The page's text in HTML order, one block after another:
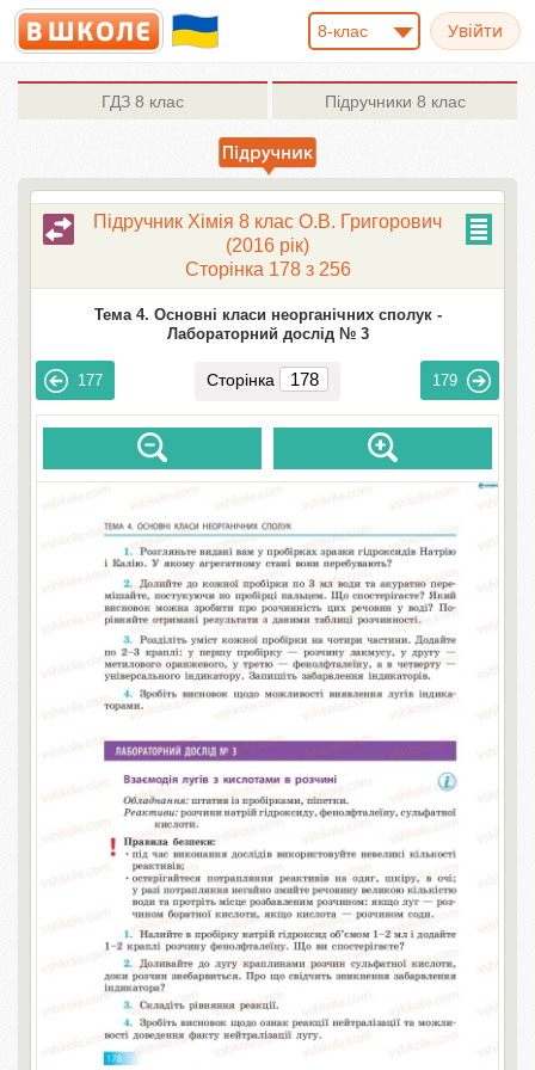
8-клас
ГДЗ 8 клас Підручники 8 клас
Підручник Хімія 8 клас О.В. Григорович
(2016 рік)
Сторінка 178 з 256
Тема 4. Основні класи неорганічних сполук -
Лабораторний дослід № 3
177 Сторінка 179